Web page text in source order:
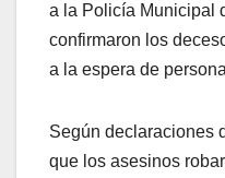
a la Policía Municipal
confirmaron los
a la espera de
Según declaraciones
que los asesinos